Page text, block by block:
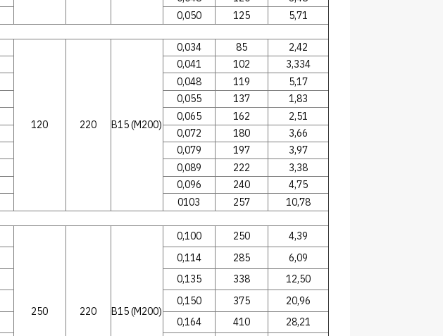
0,050 125 5,71
120 220 В15 (М200)
0,034 85
2,42
0,041 102
3,334
0,048 119
5,17
0,055 137
1,83
0,065 162
2,51
0,072 180
3,66
0,079 197
3,97
0,089 222
3,38
0,096 240
4,75
0103 257 10,78
250 220 В15 (М200)
0,100 250
4,39
0,114 285
6,09
0,135 338
12,50
0,150 375
20,96
0,164 410 28,21